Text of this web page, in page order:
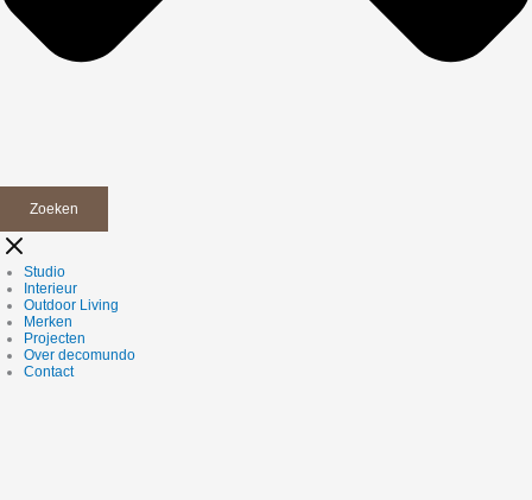
Zoeken
Studio
Interieur
Outdoor Living
Merken
Projecten
Over decomundo
Contact